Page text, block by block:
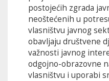
postojećih zgrada
neoštećenih u
vlasništvu javnog
obavljaju društvene
važnosti javnog
odgojno-obrazovne
vlasništvu i uporabi